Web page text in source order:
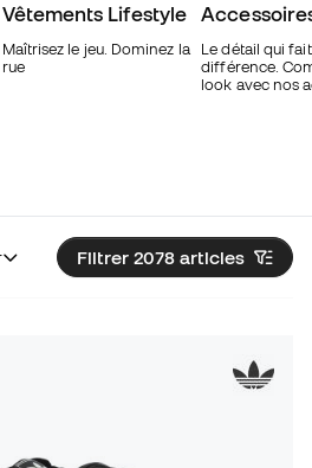
Vêtements Lifestyle
Maîtrisez le jeu. Dominez la
rue
Le détail qui
différence.
look avec nos
Filtrer 2078 articles